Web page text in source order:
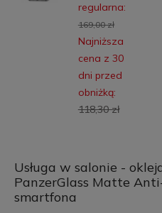
regularna:
169,00 zł
Najniższa
cena z 30
dni przed
obniżką:
118,30 zł
Usługa w salonie -
PanzerGlass Matte
smartfona